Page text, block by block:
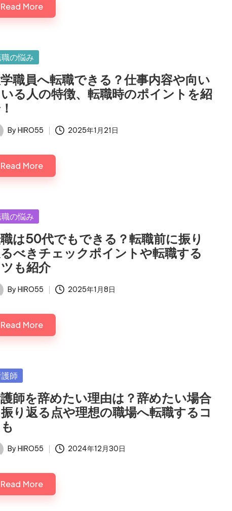
Read More
の悩み
職員へ転職できる？仕事内容や向い
る人の特徴、転職時のポイントを紹
By HIRO55 2025年1月21日
Read More
の悩み
は50代でもできる？転職前に振り
べきチェックポイントや転職する
も紹介
By HIRO55 2025年1月8日
Read More
師
師を辞めたい理由は？辞めたい場合
り返る点や理想の職場へ転職するコ
By HIRO55 2024年12月30日
Read More